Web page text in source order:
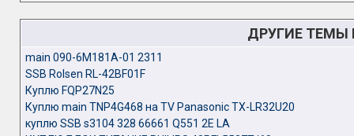
ДРУГИЕ ТЕМЫ
main 090-6M181A-01 2311
SSB Rolsen RL-42BF01F
Куплю FQP27N25
Куплю main TNP4G468 на TV Panasonic TX-LR32U20
куплю SSB s3104 328 66661 Q551 2E LA